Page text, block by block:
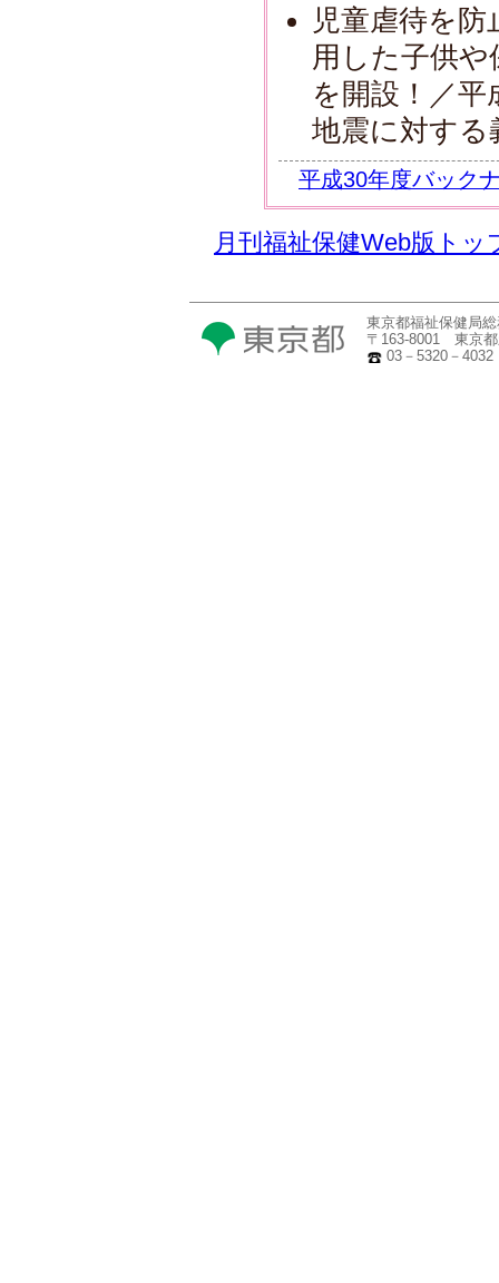
児童虐待を
用した子供
を開設！／平
地震に対する
平成30年度バック
月刊福祉保健Web版トッ
東京都福祉保健局
〒163-8001 東京都
03－5320－